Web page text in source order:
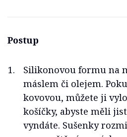
Postup
Silikonovou formu na
máslem či olejem.
kovovou, můžete ji
košíčky, abyste měli
vyndáte. Sušenky